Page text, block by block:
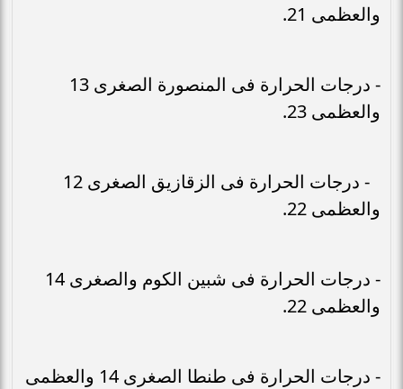
والعظمى 21.
- درجات الحرارة فى المنصورة الصغرى 13
والعظمى 23.
- درجات الحرارة فى الزقازيق الصغرى 12
والعظمى 22.
- درجات الحرارة فى شبين الكوم والصغرى 14
والعظمى 22.
- درجات الحرارة فى طنطا الصغرى 14 والعظمى